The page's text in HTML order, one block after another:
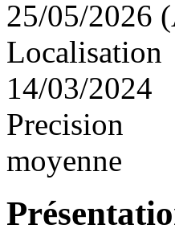
25/05/2026
Localisation
14/03/2024
Precision
moyenne